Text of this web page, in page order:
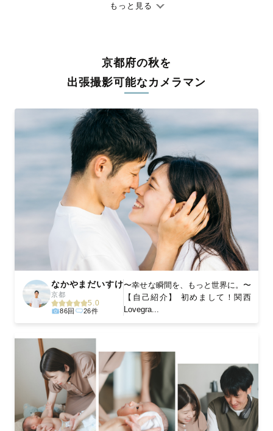
ありのままの空気感を大切に、何十年経っても見返したくなるよ
料金は全国どこでも一律。わかりやすく安心の価格設定です。オ
リジナルの研修と厳正な審査に合格し、撮影技術やホスピタリテ
ィを身につけたプロのカメラマンが全国47都道府県に在籍してい
験をお届けします。
丁寧なレタッチで思い出を美しく仕上げます
撮影後は、独自の編集技術で写真の明るさや色合いを丁寧に調
整。自然な雰囲気を残しつつも、おしゃれで洗練された仕上がり
に。きっと「こんな写真を撮ってほしかった！」と思える一枚に
出会えます。まずは、ラブグラフの
撮影事例をご覧ください。
もっと見る
京都府の秋を
出張撮影可能なカメラマン
なかやまだいすけ
京都
5.0
86回 26件
〜幸せな瞬間を、もっと世界に。〜
【自己紹介】 初めまして！関西
Lovegra...